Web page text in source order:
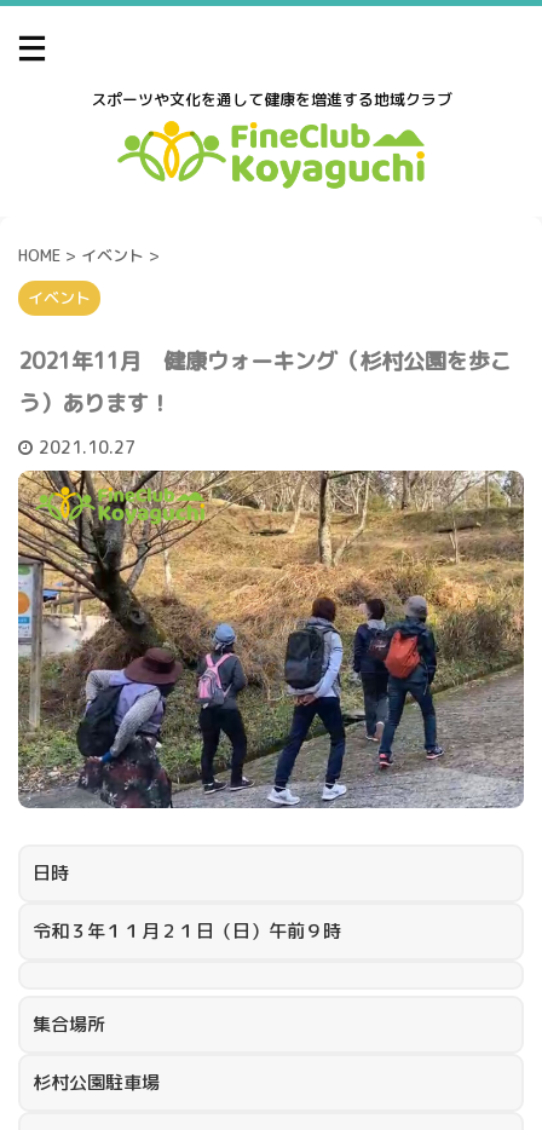
スポーツや文化を通して健康を増進する地域クラブ
HOME > イベント >
イベント
2021年11月 健康ウォーキング（杉村公園を歩こ
う）あります！
2021.10.27
日時
令和３年１１月２１日（日）午前９時
集合場所
杉村公園駐車場